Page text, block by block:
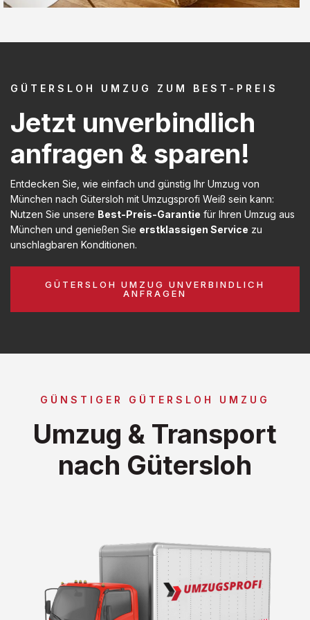
GÜTERSLOH UMZUG ZUM BEST-PREIS
Jetzt unverbindlich
anfragen & sparen!
Entdecken Sie, wie einfach und günstig Ihr Umzug von
München nach Gütersloh mit Umzugsprofi Weiß sein kann:
Nutzen Sie unsere Best-Preis-Garantie für Ihren Umzug aus
München und genießen Sie erstklassigen Service zu
unschlagbaren Konditionen.
GÜTERSLOH UMZUG UNVERBINDLICH
ANFRAGEN
GÜNSTIGER GÜTERSLOH UMZUG
Umzug & Transport
nach Gütersloh